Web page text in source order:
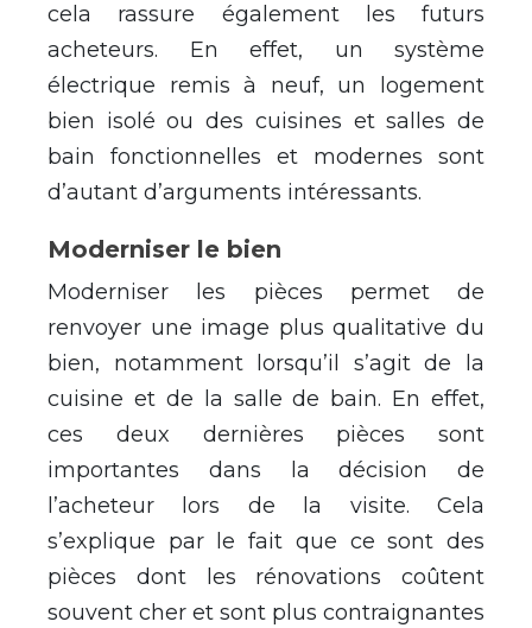
cela rassure également les futurs
acheteurs. En effet, un système
électrique remis à neuf, un logement
bien isolé ou des cuisines et salles de
bain fonctionnelles et modernes sont
d’autant d’arguments intéressants.
Moderniser le bien
Moderniser les pièces permet de
renvoyer une image plus qualitative du
bien, notamment lorsqu’il s’agit de la
cuisine et de la salle de bain. En effet,
ces deux dernières pièces sont
importantes dans la décision de
l’acheteur lors de la visite. Cela
s’explique par le fait que ce sont des
pièces dont les rénovations coûtent
souvent cher et sont plus contraignantes